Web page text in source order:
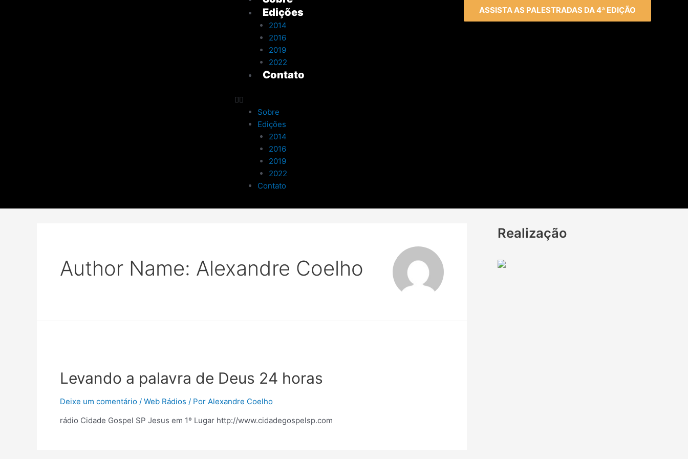
Edições
2014
2016
2019
2022
Contato
Sobre
Edições
2014
2016
2019
2022
Contato
ASSISTA AS PALESTRADAS DA 4ª EDIÇÃO
Author Name: Alexandre Coelho
Levando a palavra de Deus 24 horas
Deixe um comentário / Web Rádios / Por Alexandre Coelho
rádio Cidade Gospel SP Jesus em 1º Lugar http://www.cidadegospelsp.com
Realização